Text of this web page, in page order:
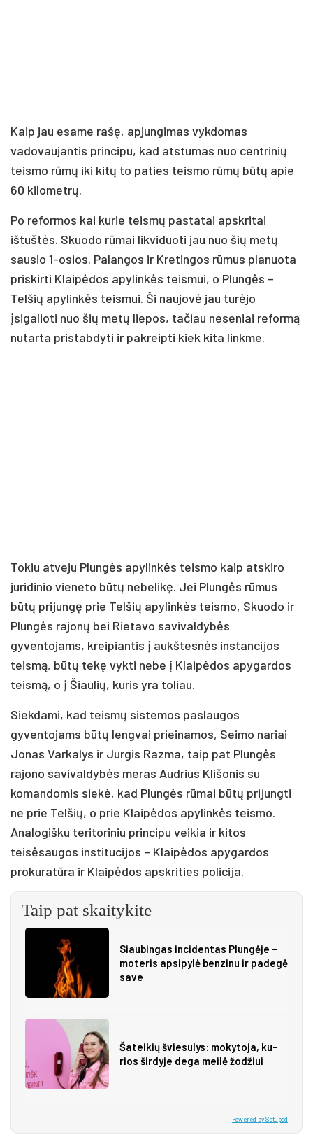
Kaip jau esame rašę, apjungimas vykdomas
vadovaujantis principu, kad atstumas nuo centrinių
teismo rūmų iki kitų to paties teismo rūmų būtų apie
60 kilometrų.
Po reformos kai kurie teismų pastatai apskritai
ištuštės. Skuodo rūmai likviduoti jau nuo šių metų
sausio 1-osios. Palangos ir Kretingos rūmus planuota
priskirti Klaipėdos apylinkės teismui, o Plungės –
Telšių apylinkės teismui. Ši naujovė jau turėjo
įsigalioti nuo šių metų liepos, tačiau neseniai reformą
nutarta pristabdyti ir pakreipti kiek kita linkme.
Tokiu atveju Plungės apylinkės teismo kaip atskiro
juridinio vieneto būtų nebelikę. Jei Plungės rūmus
būtų prijungę prie Telšių apylinkės teismo, Skuodo ir
Plungės rajonų bei Rietavo savivaldybės
gyventojams, kreipiantis į aukštesnės instancijos
teismą, būtų tekę vykti nebe į Klaipėdos apygardos
teismą, o į Šiaulių, kuris yra toliau.
Siekdami, kad teismų sistemos paslaugos
gyventojams būtų lengvai prieinamos, Seimo nariai
Jonas Varkalys ir Jurgis Razma, taip pat Plungės
rajono savivaldybės meras Audrius Klišonis su
komandomis siekė, kad Plungės rūmai būtų prijungti
ne prie Telšių, o prie Klaipėdos apylinkės teismo.
Analogišku teritoriniu principu veikia ir kitos
teisėsaugos institucijos – Klaipėdos apygardos
prokuratūra ir Klaipėdos apskrities policija.
Taip pat skaitykite
Siau­bin­gas in­ci­den­tas Plun­gė­je –
mo­te­ris ap­si­py­lė ben­zi­nu ir pa­de­gė
sa­ve
Ša­tei­kių švie­su­lys: mo­ky­to­ja, ku­
rios šir­dy­je de­ga mei­lė žo­džiui
Powered by Setupad